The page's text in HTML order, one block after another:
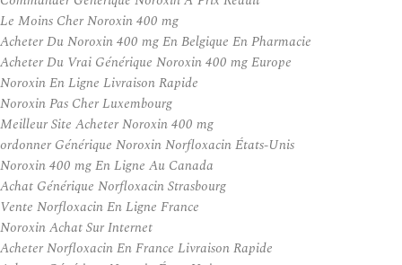
Le Moins Cher Noroxin 400 mg
Acheter Du Noroxin 400 mg En Belgique En Pharmacie
Acheter Du Vrai Générique Noroxin 400 mg Europe
Noroxin En Ligne Livraison Rapide
Noroxin Pas Cher Luxembourg
Meilleur Site Acheter Noroxin 400 mg
ordonner Générique Noroxin Norfloxacin États-Unis
Noroxin 400 mg En Ligne Au Canada
Achat Générique Norfloxacin Strasbourg
Vente Norfloxacin En Ligne France
Noroxin Achat Sur Internet
Acheter Norfloxacin En France Livraison Rapide